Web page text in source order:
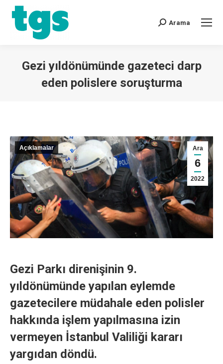
Arama
Gezi yıldönümünde gazeteci darp
eden polislere soruşturma
Ara
6
2022
Açıklamalar
Gezi Parkı direnişinin 9.
yıldönümünde yapılan eylemde
gazetecilere müdahale eden polisler
hakkında işlem yapılmasına izin
vermeyen İstanbul Valiliği kararı
yargıdan döndü.